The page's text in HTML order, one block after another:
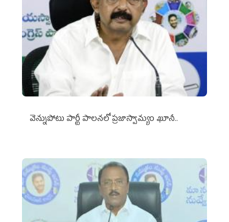
వెన్నుపోటు పార్టీ పాలనలో ప్రజాస్వామ్యం ఖూనీ..